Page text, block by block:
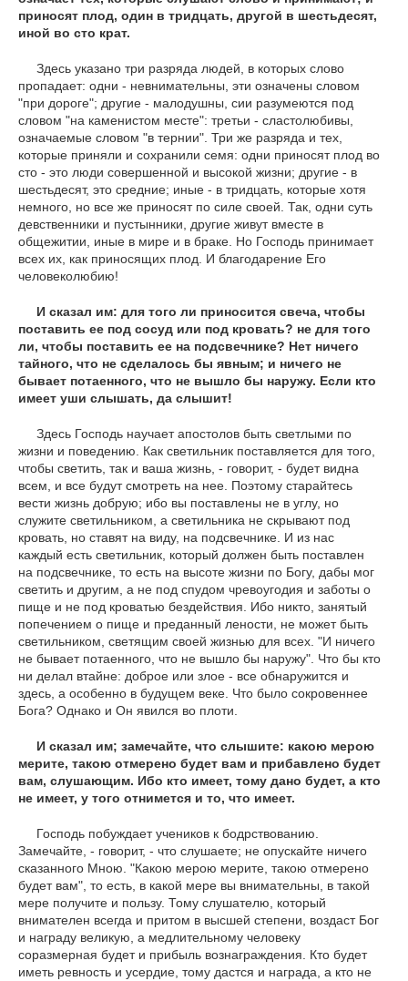
приносят плод, один в тридцать, другой в шестьдесят,
иной во сто крат.
Здесь указано три разряда людей, в которых слово
пропадает: одни - невнимательны, эти означены словом
"при дороге"; другие - малодушны, сии разумеются под
словом "на каменистом месте": третьи - сластолюбивы,
означаемые словом "в тернии". Три же разряда и тех,
которые приняли и сохранили семя: одни приносят плод во
сто - это люди совершенной и высокой жизни; другие - в
шестьдесят, это средние; иные - в тридцать, которые хотя
немного, но все же приносят по силе своей. Так, одни суть
девственники и пустынники, другие живут вместе в
общежитии, иные в мире и в браке. Но Господь принимает
всех их, как приносящих плод. И благодарение Его
человеколюбию!
И сказал им: для того ли приносится свеча, чтобы
поставить ее под сосуд или под кровать? не для того
ли, чтобы поставить ее на подсвечнике? Нет ничего
тайного, что не сделалось бы явным; и ничего не
бывает потаенного, что не вышло бы наружу. Если кто
имеет уши слышать, да слышит!
Здесь Господь научает апостолов быть светлыми по
жизни и поведению. Как светильник поставляется для того,
чтобы светить, так и ваша жизнь, - говорит, - будет видна
всем, и все будут смотреть на нее. Поэтому старайтесь
вести жизнь добрую; ибо вы поставлены не в углу, но
служите светильником, а светильника не скрывают под
кровать, но ставят на виду, на подсвечнике. И из нас
каждый есть светильник, который должен быть поставлен
на подсвечнике, то есть на высоте жизни по Богу, дабы мог
светить и другим, а не под спудом чревоугодия и заботы о
пище и не под кроватью бездействия. Ибо никто, занятый
попечением о пище и преданный лености, не может быть
светильником, светящим своей жизнью для всех. "И ничего
не бывает потаенного, что не вышло бы наружу". Что бы кто
ни делал втайне: доброе или злое - все обнаружится и
здесь, а особенно в будущем веке. Что было сокровеннее
Бога? Однако и Он явился во плоти.
И сказал им; замечайте, что слышите: какою мерою
мерите, такою отмерено будет вам и прибавлено будет
вам, слушающим. Ибо кто имеет, тому дано будет, а кто
не имеет, у того отнимется и то, что имеет.
Господь побуждает учеников к бодрствованию.
Замечайте, - говорит, - что слушаете; не опускайте ничего
сказанного Мною. "Какою мерою мерите, такою отмерено
будет вам", то есть, в какой мере вы внимательны, в такой
мере получите и пользу. Тому слушателю, который
внимателен всегда и притом в высшей степени, воздаст Бог
и награду великую, а медлительному человеку
соразмерная будет и прибыль вознаграждения. Кто будет
иметь ревность и усердие, тому дастся и награда, а кто не